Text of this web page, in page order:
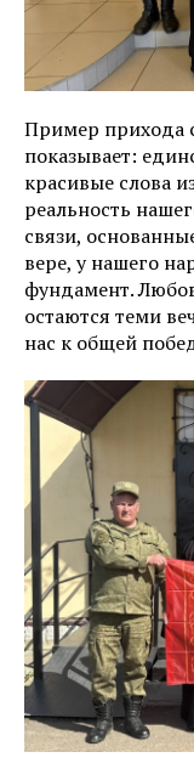
Пример прихода
показывает:
красивые слова
реальность
связи,
вере, у нашего
фундамент.
остаются теми
нас к общей